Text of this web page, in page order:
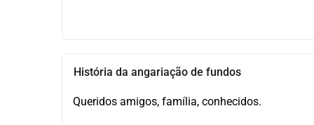
História da angariação de fundos
Queridos amigos, família, conhecidos.